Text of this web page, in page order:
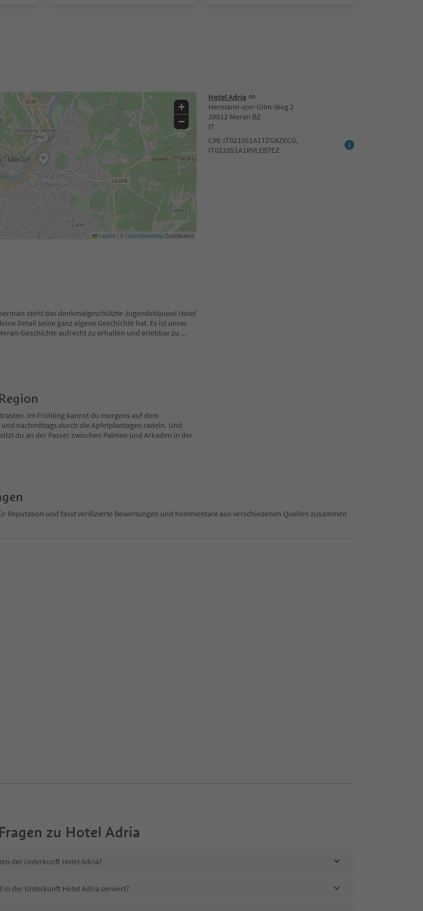
Hotel Adria
Hermann-von-Gilm-Weg 2
39012 Meran BZ
IT
CIN: IT021051A1TZG8ZECG,
IT021051A1RVLEB7EZ
+
−
Leaflet | ©OpenStreetMapContributors
steht das denkmalgeschützte Jugendstiljuwel Hotel
Detail seine ganz eigene Geschichte hat. Es ist unser
Geschichte aufrecht zu erhalten und erlebbar zu ...
Im Frühling kannst du morgens auf dem
nachmittags durch die Apfelplantagen radeln. Und
du an der Passer zwischen Palmen und Arkaden in der
Reputation und fasst verifizierte Bewertungen und Kommentare aus verschiedenen Quellen zusammen
zu Hotel Adria
der Unterkunft Hotel Adria?
in der Unterkunft Hotel Adria serviert?